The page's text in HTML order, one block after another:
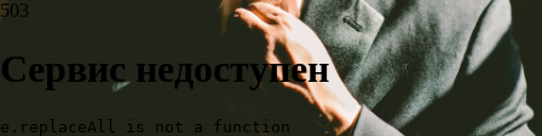
503
Сервис недоступен
e.replaceAll is not a function